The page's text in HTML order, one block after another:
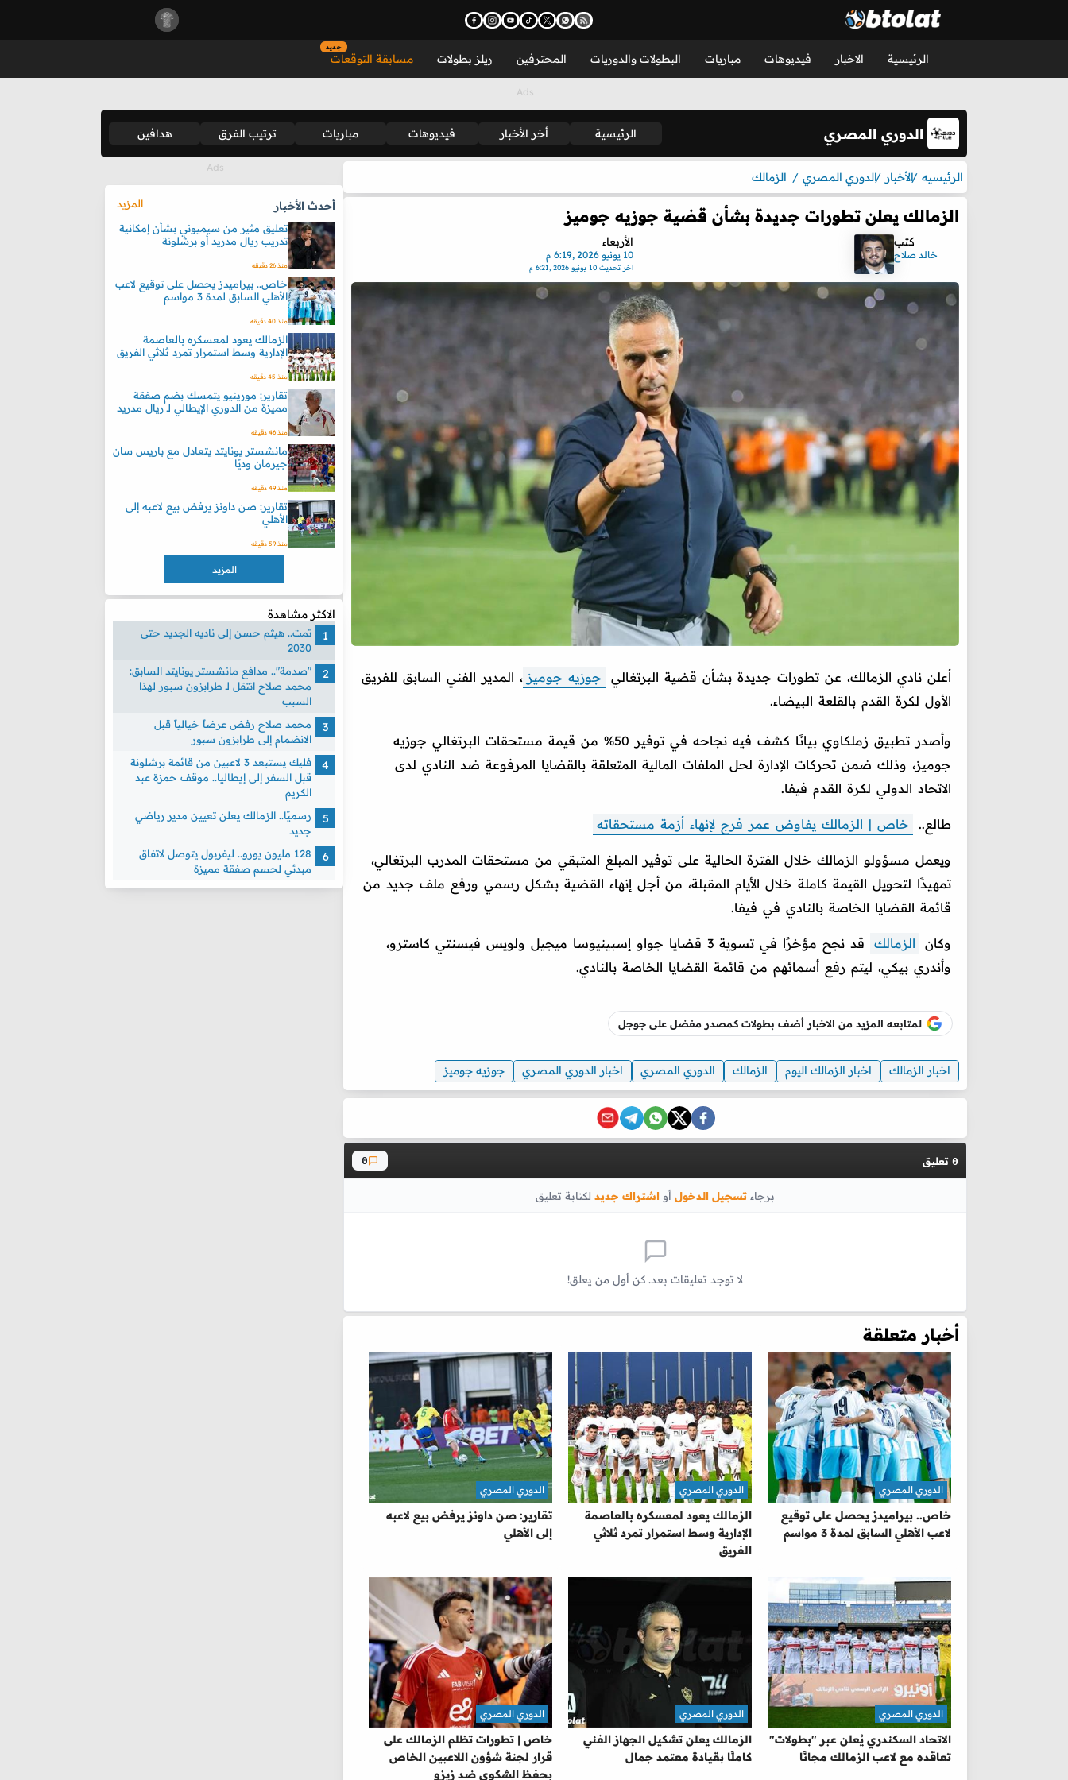
الرئيسية الاخبار فيديوهات مباريات البطولات والدوريات المحترفين ريلز بطولات مسابقة التوقعات
جديد
الدوري المصري الرئيسية أخر الأخبار فيديوهات مباريات ترتيب الفرق هدافين
الرئيسيه الأخبار الدوري المصري الزمالك
الزمالك يعلن تطورات جديدة بشأن قضية جوزيه جوميز
كتب
خالد صلاح
الأربعاء
10 يونيو 2026 ,6:19 م
اخر تحديث 10 يونيو 2026 ,6:21 م
أعلن نادي الزمالك، عن تطورات جديدة بشأن قضية البرتغالي جوزيه جوميز ، المدير الفني السابق للفريق
الأول لكرة القدم بالقلعة البيضاء.
وأصدر تطبيق زملكاوي بيانًا كشف فيه نجاحه في توفير 50% من قيمة مستحقات البرتغالي جوزيه
جوميز، وذلك ضمن تحركات الإدارة لحل الملفات المالية المتعلقة بالقضايا المرفوعة ضد النادي لدى
الاتحاد الدولي لكرة القدم فيفا.
طالع.. خاص | الزمالك يفاوض عمر فرج لإنهاء أزمة مستحقاته
ويعمل مسؤولو الزمالك خلال الفترة الحالية على توفير المبلغ المتبقي من مستحقات المدرب البرتغالي،
تمهيدًا لتحويل القيمة كاملة خلال الأيام المقبلة، من أجل إنهاء القضية بشكل رسمي ورفع ملف جديد من
قائمة القضايا الخاصة بالنادي في فيفا.
وكان الزمالك
قد نجح مؤخرًا في تسوية 3 قضايا جواو إسبينيوسا ميجيل ولويس فيسنتي كاسترو،
وأندري بيكي، ليتم رفع أسمائهم من قائمة القضايا الخاصة بالنادي.
لمتابعه المزيد من الاخبار أضف بطولات كمصدر مفضل على جوجل
اخبار الزمالك اخبار الزمالك اليوم الزمالك الدوري المصري اخبار الدوري المصري جوزيه جوميز
0 تعليق 0
برجاء تسجيل الدخول أو اشتراك جديد لكتابة تعليق
لا توجد تعليقات بعد. كن أول من يعلق!
أخبار متعلقة
خاص.. بيراميدز يحصل على توقيع
لاعب الأهلي السابق لمدة 3 مواسم
الدوري المصري
الزمالك يعود لمعسكره بالعاصمة
الإدارية وسط استمرار تمرد ثلاثي
الفريق
الدوري المصري
تقارير: صن داونز يرفض بيع لاعبه
إلى الأهلي
الدوري المصري
الاتحاد السكندري يُعلن عبر "بطولات"
تعاقده مع لاعب الزمالك مجانًا
الدوري المصري
الزمالك يعلن تشكيل الجهاز الفني
كاملًا بقيادة معتمد جمال
الدوري المصري
خاص | تطورات تظلم الزمالك على
قرار لجنة شؤون اللاعبين الخاص
بحفظ الشكوى ضد زيزو
الدوري المصري
أحدث الأخبار
المزيد
تعليق مثير من سيميوني بشأن إمكانية
تدريب ريال مدريد أو برشلونة
منذ 26 دقيقه
خاص.. بيراميدز يحصل على توقيع لاعب
الأهلي السابق لمدة 3 مواسم
منذ 40 دقيقه
الزمالك يعود لمعسكره بالعاصمة
الإدارية وسط استمرار تمرد ثلاثي الفريق
منذ 45 دقيقه
تقارير: مورينيو يتمسك بضم صفقة
مميزة من الدوري الإيطالي لـ ريال مدريد
منذ 46 دقيقه
مانشستر يونايتد يتعادل مع باريس سان
جيرمان وديًا
منذ 49 دقيقه
تقارير: صن داونز يرفض بيع لاعبه إلى
الأهلي
منذ 59 دقيقه
المزيد
الاكثر مشاهدة
تمت.. هيثم حسن إلى ناديه الجديد حتى
2030
"صدمة".. مدافع مانشستر يونايتد السابق:
محمد صلاح انتقل لـ طرابزون سبور لهذا
السبب
محمد صلاح رفض عرضاً خيالياً قبل
الانضمام إلى طرابزون سبور
فليك يستبعد 3 لاعبين من قائمة برشلونة
قبل السفر إلى إيطاليا.. موقف حمزة عبد
الكريم
رسميًا.. الزمالك يعلن تعيين مدير رياضي
جديد
128 مليون يورو.. ليفربول يتوصل لاتفاق
مبدئي لحسم صفقة مميزة